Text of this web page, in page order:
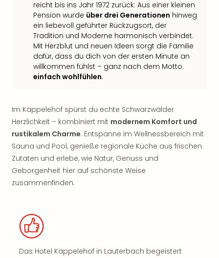
reicht bis ins Jahr 1972 zurück: Aus einer kleinen
Pension wurde über drei Generationen hinweg
ein liebevoll geführter Rückzugsort, der
Tradition und Moderne harmonisch verbindet.
Mit Herzblut und neuen Ideen sorgt die Familie
dafür, dass du dich von der ersten Minute an
willkommen fühlst – ganz nach dem Motto:
einfach wohlfühlen.
Im Käppelehof spürst du echte Schwarzwälder
Herzlichkeit – kombiniert mit modernem Komfort und
rustikalem Charme. Entspanne im Wellnessbereich mit
Sauna und Pool, genieße regionale Küche aus frischen
Zutaten und erlebe, wie Natur, Genuss und
Geborgenheit hier auf schönste Weise
zusammenfinden.
Das Hotel Käppelehof in Lauterbach begeistert